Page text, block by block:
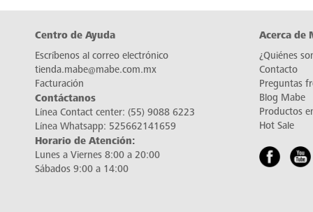
Centro de Ayuda
Escríbenos al correo electrónico
tienda.mabe@mabe.com.mx
Facturación
Contáctanos
Línea Contact center: (55) 9088 6223
Línea Whatsapp: 525662141659
Horario de Atención:
Lunes a Viernes 8:00 a 20:00
Sábados 9:00 a 14:00
Acerca de
¿Quiénes
Contacto
Preguntas
Blog Mabe
Productos
Hot Sale